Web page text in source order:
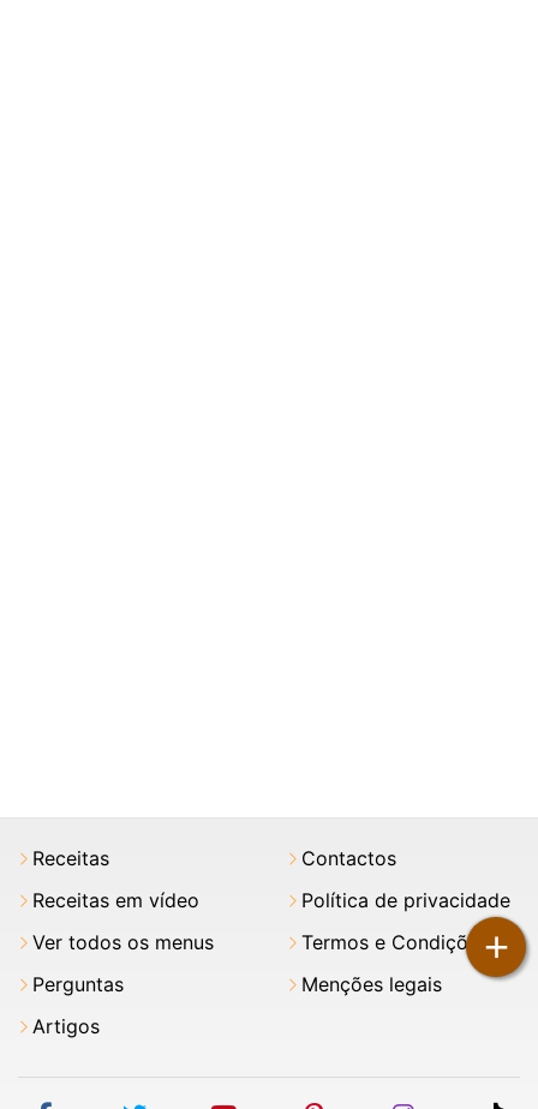
+
Receitas
Receitas em vídeo
Ver todos os menus
Perguntas
Artigos
Contactos
Política de privacidade
Termos e Condições
Menções legais